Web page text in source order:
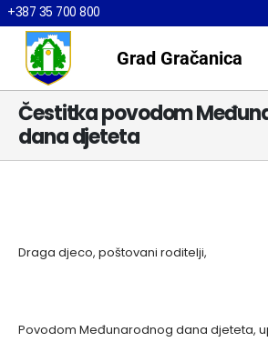
+387 35 700 800
Grad Gračanica
Čestitka povodom
dana djeteta
Draga djeco, poštovani roditelji,
Povodom Međunarodnog dana djeteta,